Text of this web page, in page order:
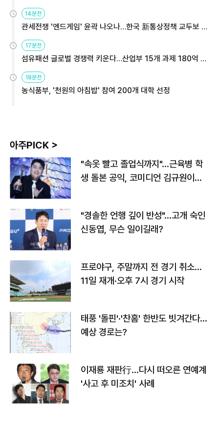
14분전
관세전쟁 '엔드게임' 윤곽 나오나…한국 新통상정책 교두보 활
17분전
섬유패션 글로벌 경쟁력 키운다…산업부 15개 과제 180억 지
18분전
농식품부, '천원의 아침밥' 참여 200개 대학 선정
아주PICK >
"속옷 빨고 졸업식까지"…근육병 학
생 돌본 공익, 코미디언 김규원이었
"경솔한 언행 깊이 반성"…고개 숙인
신동엽, 무슨 일이길래?
프로야구, 주말까지 전 경기 취소…
11일 재개·오후 7시 경기 시작
태풍 '돌핀'·'찬홈' 한반도 빗겨간다…
예상 경로는?
이재룡 재판行…다시 떠오른 연예계
'사고 후 미조치' 사례